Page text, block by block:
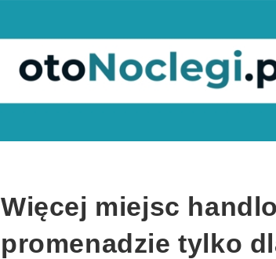
Więcej miejsc
promenadzie tylko